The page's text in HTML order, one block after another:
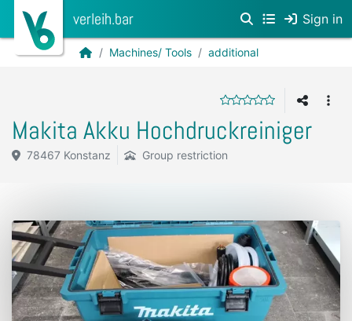
verleih.bar Sign in
Machines/ Tools additional
Makita Akku Hochdruckreiniger
78467 Konstanz Group restriction